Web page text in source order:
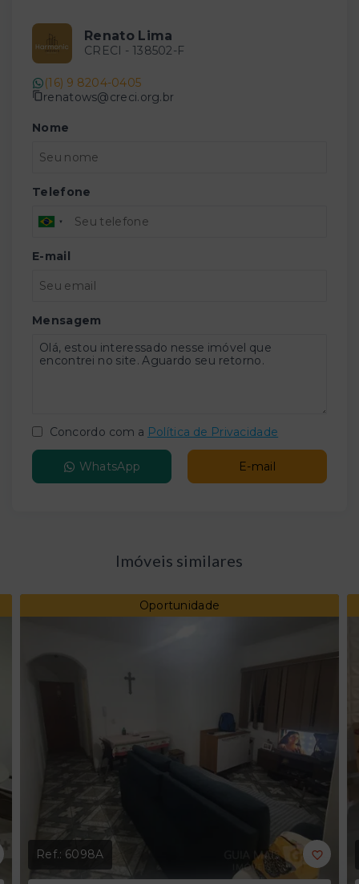
Renato Lima
CRECI - 138502-F
(16) 9 8204-0405
renatows@creci.org.br
Nome
Telefone
E-mail
Mensagem
Concordo com a Política de Privacidade
WhatsApp E-mail
Imóveis similares
Oportunidade
Ref.: 6098A